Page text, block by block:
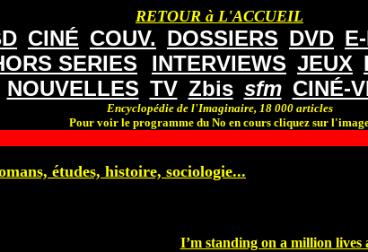
RETOUR à L'ACCUEIL
CINÉ COUV. DOSSIERS DVD
SERIES
INTERVIEWS JEUX
NOUVELLES TV Zbis sfm CINÉ-
Encyclopédie de l'Imaginaire, 18 000 articles
Pour voir le programme du No en cours cliquez sur
études, histoire, sociologie...
I’m standing on a million